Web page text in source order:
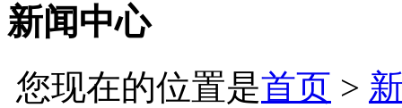
新闻中心
您现在的位置是首页 >